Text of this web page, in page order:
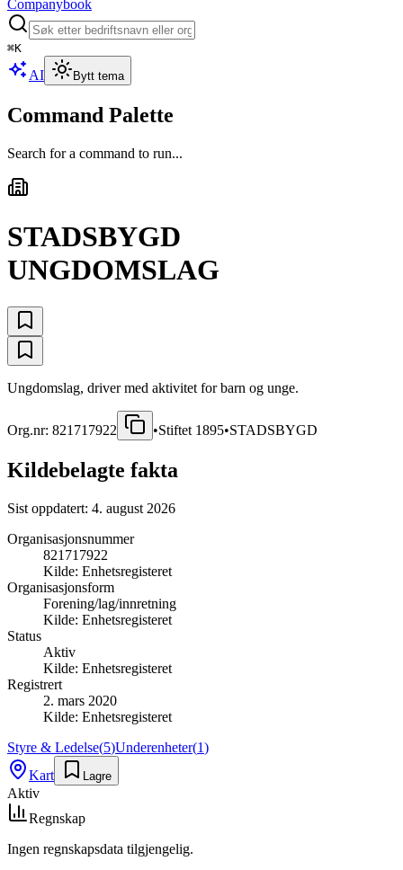
Companybook
⌘K
AI Bytt tema
Command Palette
Search for a command to run...
STADSBYGD
UNGDOMSLAG
Ungdomslag, driver med aktivitet for barn og unge.
Org.nr: 821717922 •Stiftet 1895•STADSBYGD
Kildebelagte fakta
Sist oppdatert: 4. august 2026
Organisasjonsnummer
821717922
Kilde: Enhetsregisteret
Organisasjonsform
Forening/lag/innretning
Kilde: Enhetsregisteret
Status
Aktiv
Kilde: Enhetsregisteret
Registrert
2. mars 2020
Kilde: Enhetsregisteret
Styre & Ledelse(5)Underenheter(1)
Kart
Lagre
Aktiv
Regnskap
Ingen regnskapsdata tilgjengelig.